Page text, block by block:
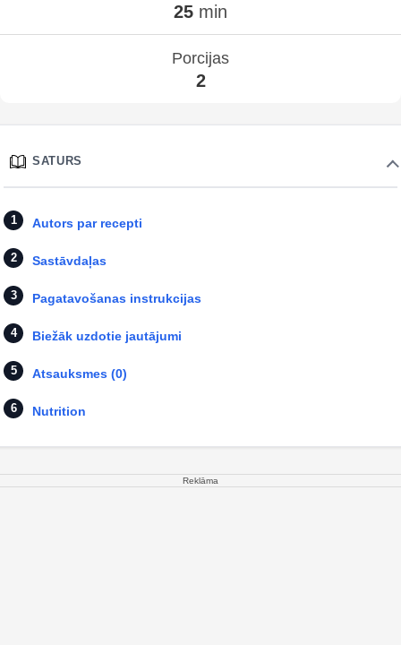
25 min
Porcijas
2
SATURS
Autors par recepti
Sastāvdaļas
Pagatavošanas instrukcijas
Biežāk uzdotie jautājumi
Atsauksmes (0)
Nutrition
Reklāma